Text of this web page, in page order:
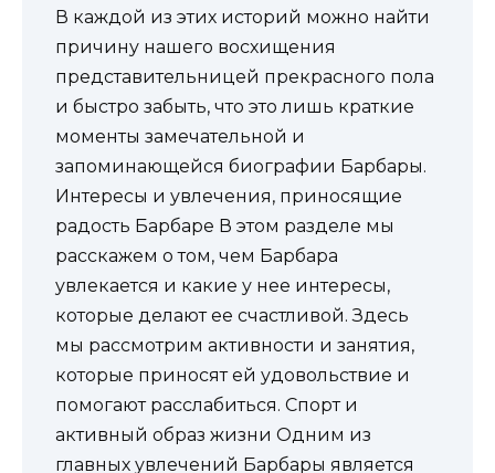
В каждой из этих историй можно найти
причину нашего восхищения
представительницей прекрасного пола
и быстро забыть, что это лишь краткие
моменты замечательной и
запоминающейся биографии Барбары.
Интересы и увлечения, приносящие
радость Барбаре В этом разделе мы
расскажем о том, чем Барбара
увлекается и какие у нее интересы,
которые делают ее счастливой. Здесь
мы рассмотрим активности и занятия,
которые приносят ей удовольствие и
помогают расслабиться. Спорт и
активный образ жизни Одним из
главных увлечений Барбары является